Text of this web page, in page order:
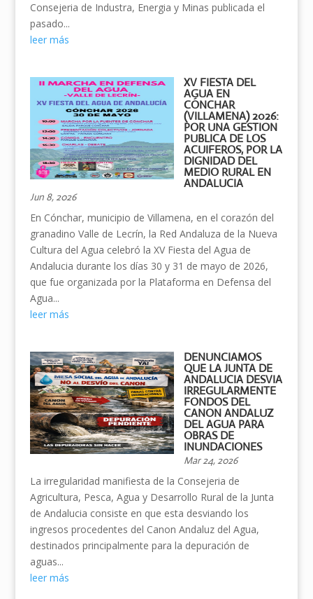
Consejeria de Industra, Energia y Minas publicada el
pasado...
leer más
XV FIESTA DEL
AGUA EN
CÓNCHAR
(VILLAMENA) 2026:
POR UNA GESTION
PUBLICA DE LOS
ACUIFEROS, POR LA
DIGNIDAD DEL
MEDIO RURAL EN
ANDALUCIA
Jun 8, 2026
En Cónchar, municipio de Villamena, en el corazón del
granadino Valle de Lecrín, la Red Andaluza de la Nueva
Cultura del Agua celebró la XV Fiesta del Agua de
Andalucia durante los días 30 y 31 de mayo de 2026,
que fue organizada por la Plataforma en Defensa del
Agua...
leer más
DENUNCIAMOS
QUE LA JUNTA DE
ANDALUCIA DESVIA
IRREGULARMENTE
FONDOS DEL
CANON ANDALUZ
DEL AGUA PARA
OBRAS DE
INUNDACIONES
Mar 24, 2026
La irregularidad manifiesta de la Consejeria de
Agricultura, Pesca, Agua y Desarrollo Rural de la Junta
de Andalucia consiste en que esta desviando los
ingresos procedentes del Canon Andaluz del Agua,
destinados principalmente para la depuración de
aguas...
leer más